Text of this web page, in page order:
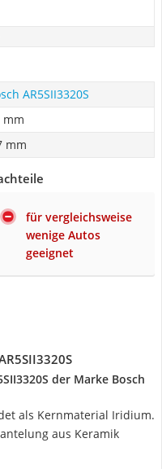
AR5SII3320S
mm
mm
für vergleichsweise
wenige Autos
geeignet
der Marke Bosch
als Kernmaterial Iridium.
aus Keramik